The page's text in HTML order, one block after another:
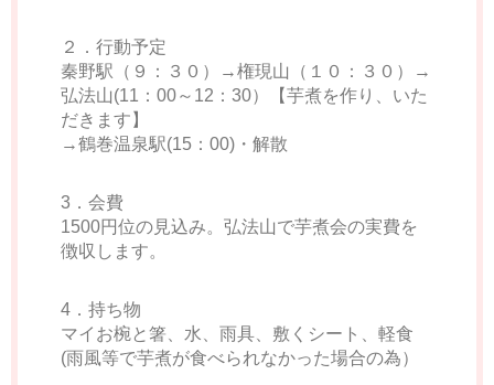
２．行動予定
秦野駅（９：３０）→権現山（１０：３０）→
弘法山(11：00～12：30）【芋煮を作り、いた
だきます】
→鶴巻温泉駅(15：00)・解散
3．会費
1500円位の見込み。弘法山で芋煮会の実費を
徴収します。
4．持ち物
マイお椀と箸、水、雨具、敷くシート、軽食
(雨風等で芋煮が食べられなかった場合の為）